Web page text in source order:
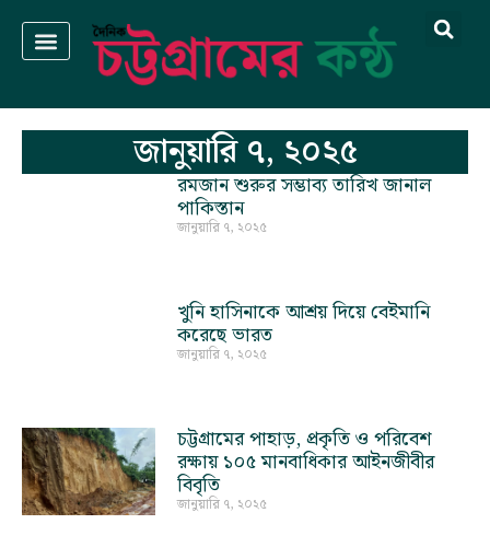
জানুয়ারি ৭, ২০২৫
রমজান শুরুর সম্ভাব্য তারিখ জানাল
পাকিস্তান
জানুয়ারি ৭, ২০২৫
খুনি হাসিনাকে আশ্রয় দিয়ে বেইমানি
করেছে ভারত
জানুয়ারি ৭, ২০২৫
চট্টগ্রামের পাহাড়, প্রকৃতি ও পরিবেশ
রক্ষায় ১০৫ মানবাধিকার আইনজীবীর
বিবৃতি
জানুয়ারি ৭, ২০২৫